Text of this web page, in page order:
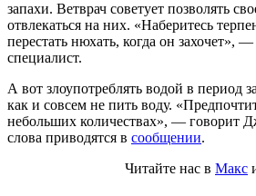
запахи. Ветврач советует позволять
отвлекаться на них. «Наберитесь
перестать нюхать, когда он захочет»,
специалист.
А вот злоупотреблять водой в период
как и совсем не пить воду.
небольших количествах», — говорит
слова приводятся в сообщении.
Читайте нас в Макс